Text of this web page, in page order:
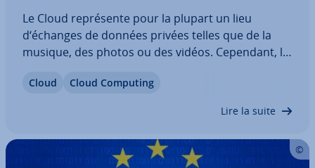
Le Cloud re­pré­sente pour la plupart un lieu
d‘échanges de données privées telles que de la
musique, des photos ou des vidéos. Cependant, la
nébuleuse pour la plupart d'entre nous. Saviez-
Cloud Cloud Computing
Lire la suite